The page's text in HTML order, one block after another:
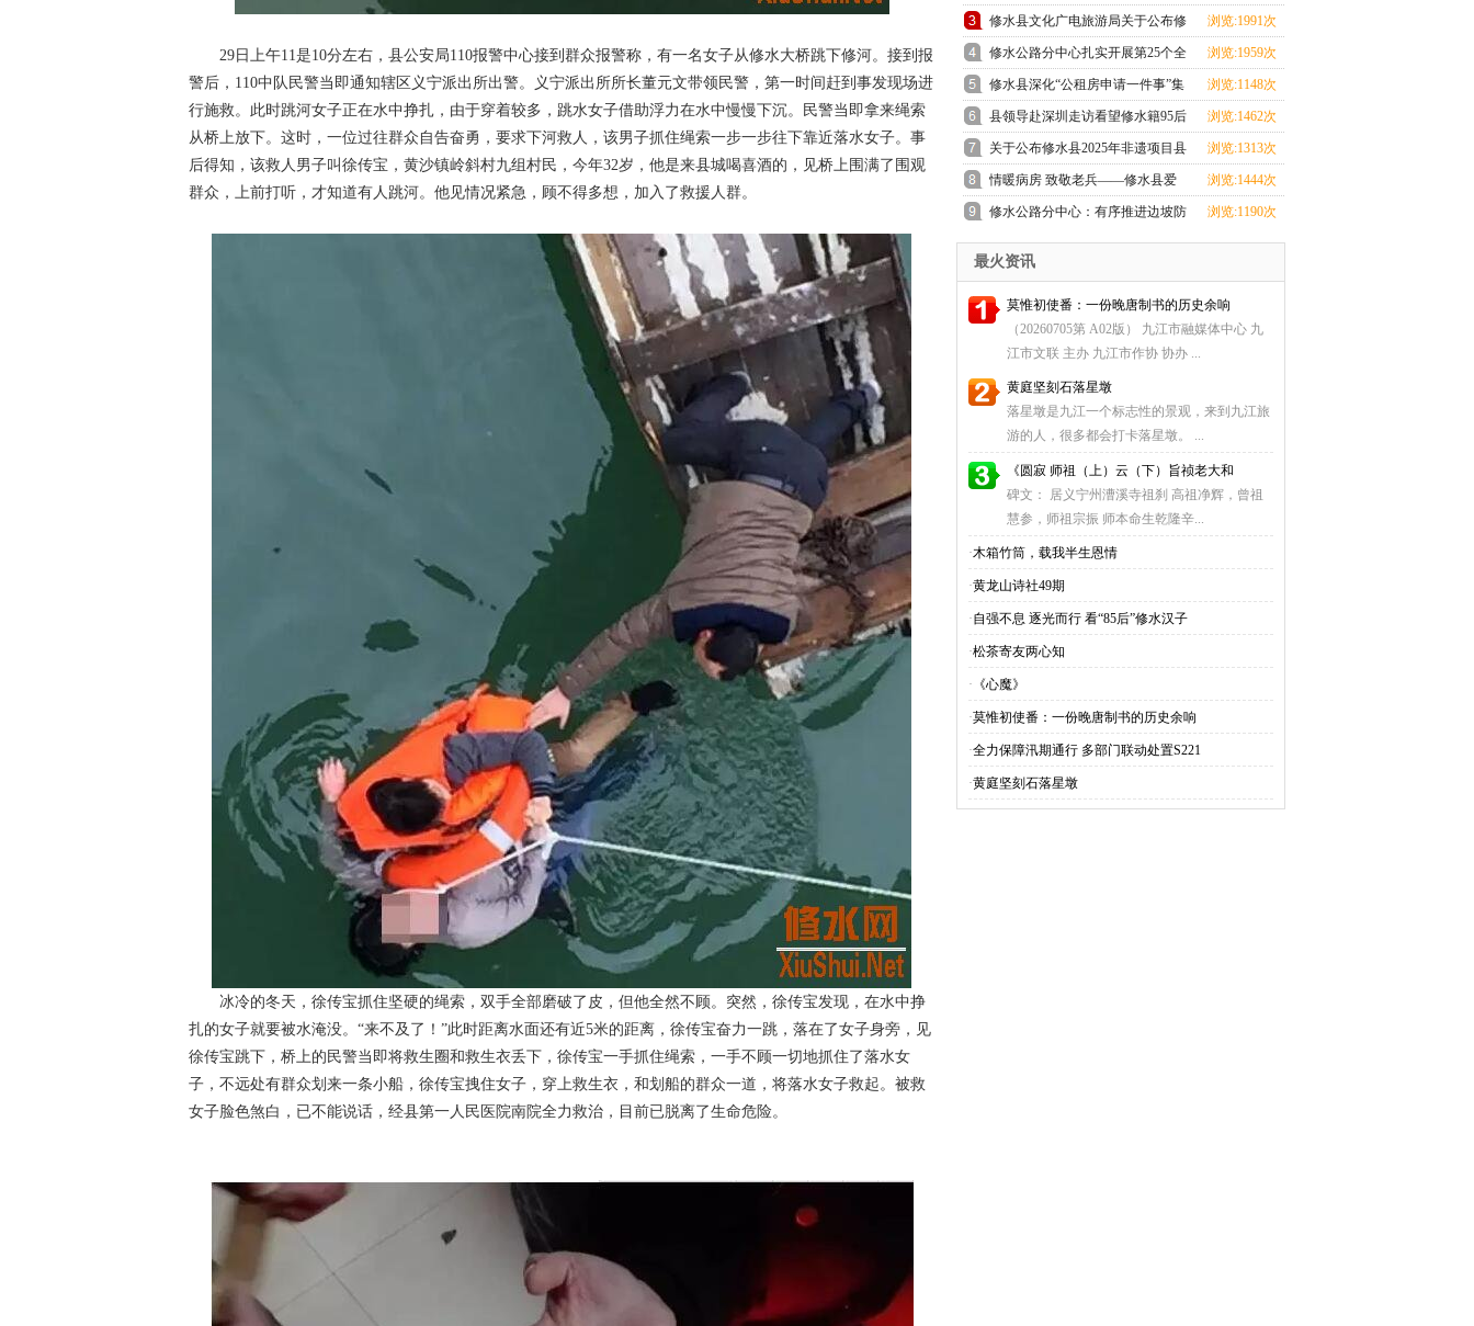
29日上午11是10分左右，县公安局110报警中心接到群众报警称，有一名女子从修水大桥跳下修河。接到报
警后，110中队民警当即通知辖区义宁派出所出警。义宁派出所所长董元文带领民警，第一时间赶到事发现场进
行施救。此时跳河女子正在水中挣扎，由于穿着较多，跳水女子借助浮力在水中慢慢下沉。民警当即拿来绳索
从桥上放下。这时，一位过往群众自告奋勇，要求下河救人，该男子抓住绳索一步一步往下靠近落水女子。事
后得知，该救人男子叫徐传宝，黄沙镇岭斜村九组村民，今年32岁，他是来县城喝喜酒的，见桥上围满了围观
群众，上前打听，才知道有人跳河。他见情况紧急，顾不得多想，加入了救援人群。
冰冷的冬天，徐传宝抓住坚硬的绳索，双手全部磨破了皮，但他全然不顾。突然，徐传宝发现，在水中挣
扎的女子就要被水淹没。“来不及了！”此时距离水面还有近5米的距离，徐传宝奋力一跳，落在了女子身旁，见
徐传宝跳下，桥上的民警当即将救生圈和救生衣丢下，徐传宝一手抓住绳索，一手不顾一切地抓住了落水女
子，不远处有群众划来一条小船，徐传宝拽住女子，穿上救生衣，和划船的群众一道，将落水女子救起。被救
女子脸色煞白，已不能说话，经县第一人民医院南院全力救治，目前已脱离了生命危险。
心全力投入汛期
修水县文化广电旅游局关于公布修
水县2025年非遗
浏览:1991次
修水公路分中心扎实开展第25个全
国＂安全生产月
浏览:1959次
修水县深化“公租房申请一件事”集
成改革
浏览:1148次
县领导赴深圳走访看望修水籍95后
航天创业者卢驭
浏览:1462次
关于公布修水县2025年非遗项目县
级传承人名单
浏览:1313次
情暖病房 致敬老兵——修水县爱
国拥军促进会探望
浏览:1444次
修水公路分中心：有序推进边坡防
护工程，筑牢道
浏览:1190次
最火资讯
莫惟初使番：一份晚唐制书的历史余响
（20260705第 A02版） 九江市融媒体中心 九
江市文联 主办 九江市作协 协办 ...
黄庭坚刻石落星墩
落星墩是九江一个标志性的景观，来到九江旅
游的人，很多都会打卡落星墩。 ...
《圆寂 师祖（上）云（下）旨祯老大和
碑文： 居义宁州漕溪寺祖刹 高祖净辉，曾祖
慧参，师祖宗振 师本命生乾隆辛...
·木箱竹筒，载我半生恩情
·黄龙山诗社49期
·自强不息 逐光而行 看“85后”修水汉子
·松茶寄友两心知
· 《心魔》
·莫惟初使番：一份晚唐制书的历史余响
·全力保障汛期通行 多部门联动处置S221
·黄庭坚刻石落星墩